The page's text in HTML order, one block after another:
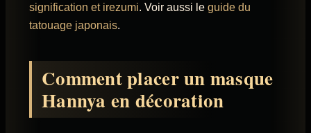
signification et irezumi. Voir aussi le guide du
tatouage japonais.
Comment placer un masque
Hannya en décoration